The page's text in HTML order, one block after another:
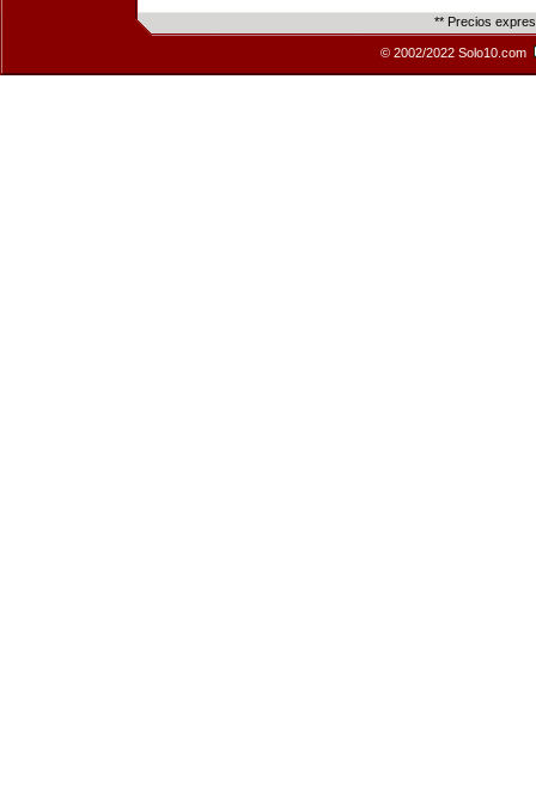
** Precios
© 2002/2022 Solo10.com